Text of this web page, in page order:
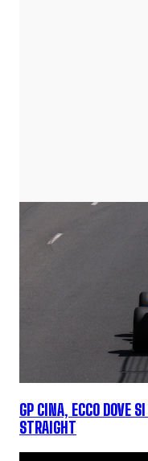
GP CINA, ECCO DOVE
STRAIGHT